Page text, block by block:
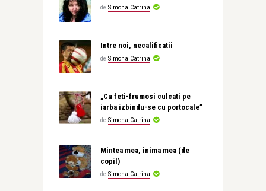
de Simona Catrina
Intre noi, necalificatii
de Simona Catrina
„Cu feti-frumosi culcati pe
iarba izbindu-se cu portocale”
de Simona Catrina
Mintea mea, inima mea (de
copil)
de Simona Catrina